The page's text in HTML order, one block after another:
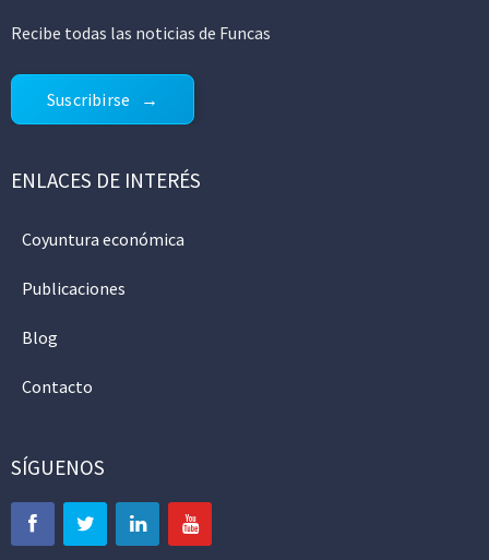
Recibe todas las noticias de Funcas
Suscribirse
ENLACES DE INTERÉS
Coyuntura económica
Publicaciones
Blog
Contacto
SÍGUENOS